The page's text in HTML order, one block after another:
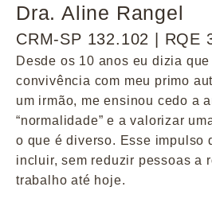
Dra. Aline Rangel
CRM-SP 132.102 | RQE
Desde os 10 anos eu dizia
convivência com meu primo
um irmão, me ensinou cedo a
“normalidade” e a valorizar
o que é diverso. Esse impulso
incluir, sem reduzir pessoas a
trabalho até hoje.